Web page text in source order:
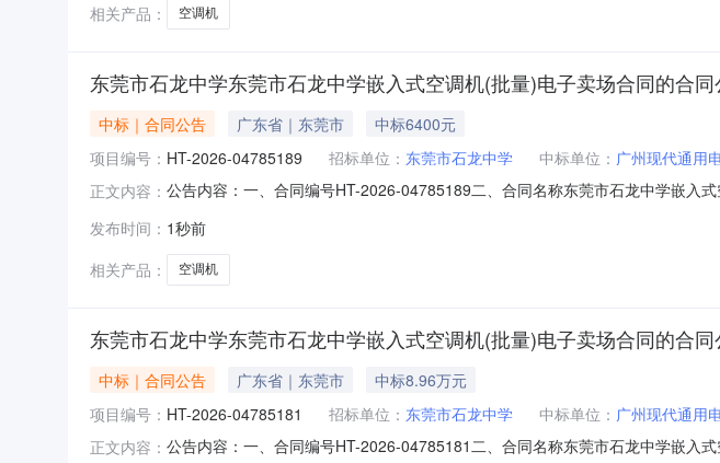
相关产品：
空调机
东莞市石龙中学东莞市石龙中学嵌入式空调机(批量)电子卖场合同的合
中标｜合同公告 广东省｜东莞市
中标6400元
项目编号： HT-2026-04785189 招标单位： 东莞市石龙中学 中标单位： 广州现代通用
正文内容： 公告内容：一、合同编号HT-2026-04785189二、合同名称东莞市石龙中学嵌入
市天河区天源路401号之一125房、126房联系方式：13798063968六、合同主要
发布时间： 1秒前
相关产品：
空调机
东莞市石龙中学东莞市石龙中学嵌入式空调机(批量)电子卖场合同的合
中标｜合同公告 广东省｜东莞市
中标8.96万元
项目编号： HT-2026-04785181 招标单位： 东莞市石龙中学 中标单位： 广州现代通用
正文内容： 公告内容：一、合同编号HT-2026-04785181二、合同名称东莞市石龙中学嵌入